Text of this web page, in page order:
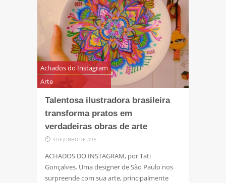
Achados do Instagram
Arte
Talentosa ilustradora brasileira
transforma pratos em
verdadeiras obras de arte
3 DE JUNHO DE 2015
ACHADOS DO INSTAGRAM, por Tati
Gonçalves. Uma designer de São Paulo nos
surpreende com sua arte, principalmente